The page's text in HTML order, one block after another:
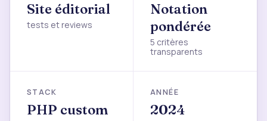
Site éditorial
tests et reviews
Notation
pondérée
5 critères
transparents
STACK
PHP custom
ANNÉE
2024